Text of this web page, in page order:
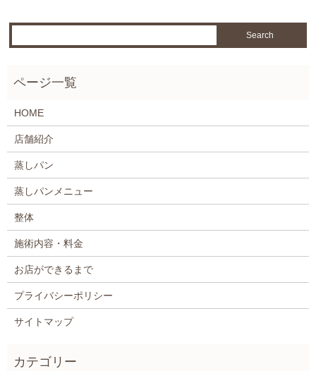
HOME
店舗紹介
蒸しパン
蒸しパンメニュー
整体
施術内容・料金
お店ができるまで
プライバシーポリシー
サイトマップ